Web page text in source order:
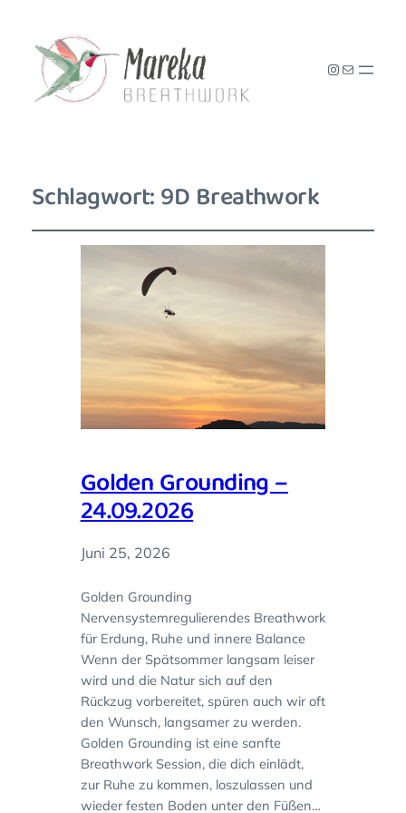
Instagram
E-Mail
Schlagwort:9D Breathwork
Golden Grounding –
24.09.2026
Juni 25, 2026
Golden Grounding
Nervensystemregulierendes Breathwork
für Erdung, Ruhe und innere Balance
Wenn der Spätsommer langsam leiser
wird und die Natur sich auf den
Rückzug vorbereitet, spüren auch wir oft
den Wunsch, langsamer zu werden.
Golden Grounding ist eine sanfte
Breathwork Session, die dich einlädt,
zur Ruhe zu kommen, loszulassen und
wieder festen Boden unter den Füßen…